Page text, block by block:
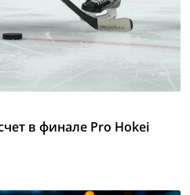
в финале Pro Hokei